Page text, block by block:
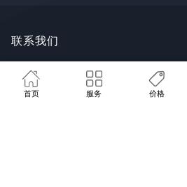
FaceBook推广
推广学堂
联系我们
广州市番禺区钟村街道长华创意谷18
栋8~9号
首页 服务 价格